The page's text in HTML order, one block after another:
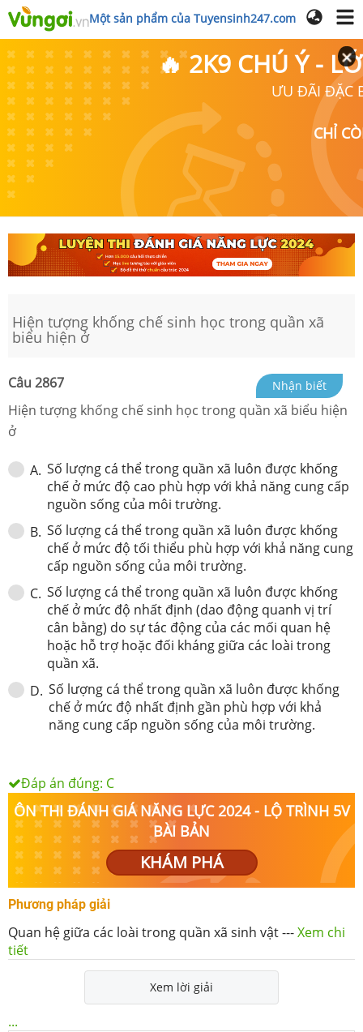
Một sản phẩm của Tuyensinh247.com
🔥 2K9 CHÚ Ý -
ƯU ĐÃI ĐẶC
CHỈ
Hiện tượng khống chế sinh học trong quần xã
biểu hiện ở
Câu 2867 Nhận biết
Hiện tượng khống chế sinh học trong quần xã biểu hiện
ở
A. Số lượng cá thể trong quần xã luôn được khống
chế ở mức độ cao phù hợp với khả năng cung cấp
nguồn sống của môi trường.
B. Số lượng cá thể trong quần xã luôn được khống
chế ở mức độ tối thiểu phù hợp với khả năng cung
cấp nguồn sống của môi trường.
C. Số lượng cá thể trong quần xã luôn được khống
chế ở mức độ nhất định (dao động quanh vị trí
cân bằng) do sự tác động của các mối quan hệ
hoặc hỗ trợ hoặc đối kháng giữa các loài trong
quần xã.
D. Số lượng cá thể trong quần xã luôn được khống
chế ở mức độ nhất định gần phù hợp với khả
năng cung cấp nguồn sống của môi trường.
Đáp án đúng: C
ÔN THI ĐÁNH GIÁ NĂNG LỰC 2024 - LỘ TRÌNH 5V
BÀI BẢN
KHÁM PHÁ
Phương pháp giải
Quan hệ giữa các loài trong quần xã sinh vật---Xem chi
tiết
Xem lời giải
...